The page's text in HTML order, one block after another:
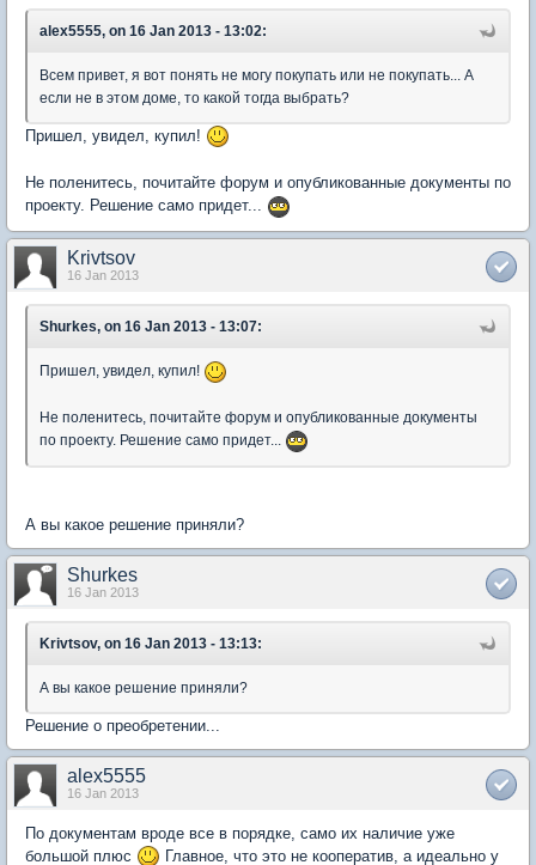
alex5555, on 16 Jan 2013 - 13:02:
Всем привет, я вот понять не могу покупать или не покупать... А
если не в этом доме, то какой тогда выбрать?
Пришел, увидел, купил!
Не поленитесь, почитайте форум и опубликованные документы по
проекту. Решение само придет...
Krivtsov
16 Jan 2013
Shurkes, on 16 Jan 2013 - 13:07:
Пришел, увидел, купил!
Не поленитесь, почитайте форум и опубликованные документы
по проекту. Решение само придет...
А вы какое решение приняли?
Shurkes
16 Jan 2013
Krivtsov, on 16 Jan 2013 - 13:13:
А вы какое решение приняли?
Решение о преобретении...
alex5555
16 Jan 2013
По документам вроде все в порядке, само их наличие уже
большой плюс
Главное, что это не кооператив, а идеально у